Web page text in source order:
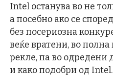
Intel останува во не
а посебно ако се
без посериозна
веќе вратени, во
рекле, па во одредени
и како подобри од Intel.